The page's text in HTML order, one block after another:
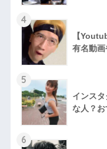
4
【
有名動
5
インス
な⼈？
6